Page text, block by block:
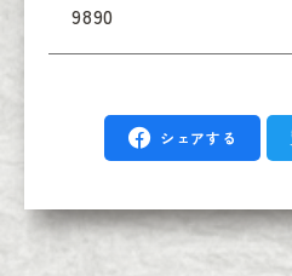
9890
シェアする